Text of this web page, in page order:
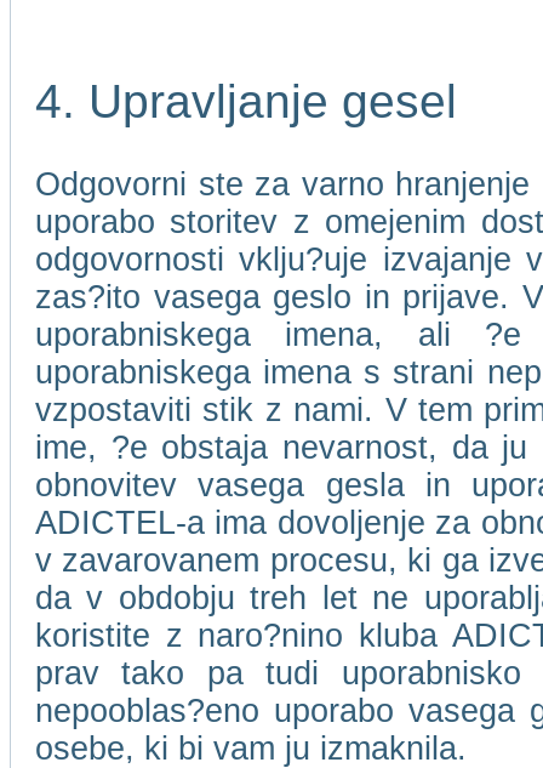
4. Upravljanje gesel
Odgovorni ste za varno
uporabo storitev z omejenim
odgovornosti vklju?uje izvajanje
zas?ito vasega geslo in prijave.
uporabniskega imena, ali
uporabniskega imena s strani
vzpostaviti stik z nami. V tem
ime, ?e obstaja nevarnost, da
obnovitev vasega gesla in
ADICTEL-a ima dovoljenje za
v zavarovanem procesu, ki ga
da v obdobju treh let ne
koristite z naro?nino kluba
prav tako pa tudi
nepooblas?eno uporabo
osebe, ki bi vam ju izmaknila.